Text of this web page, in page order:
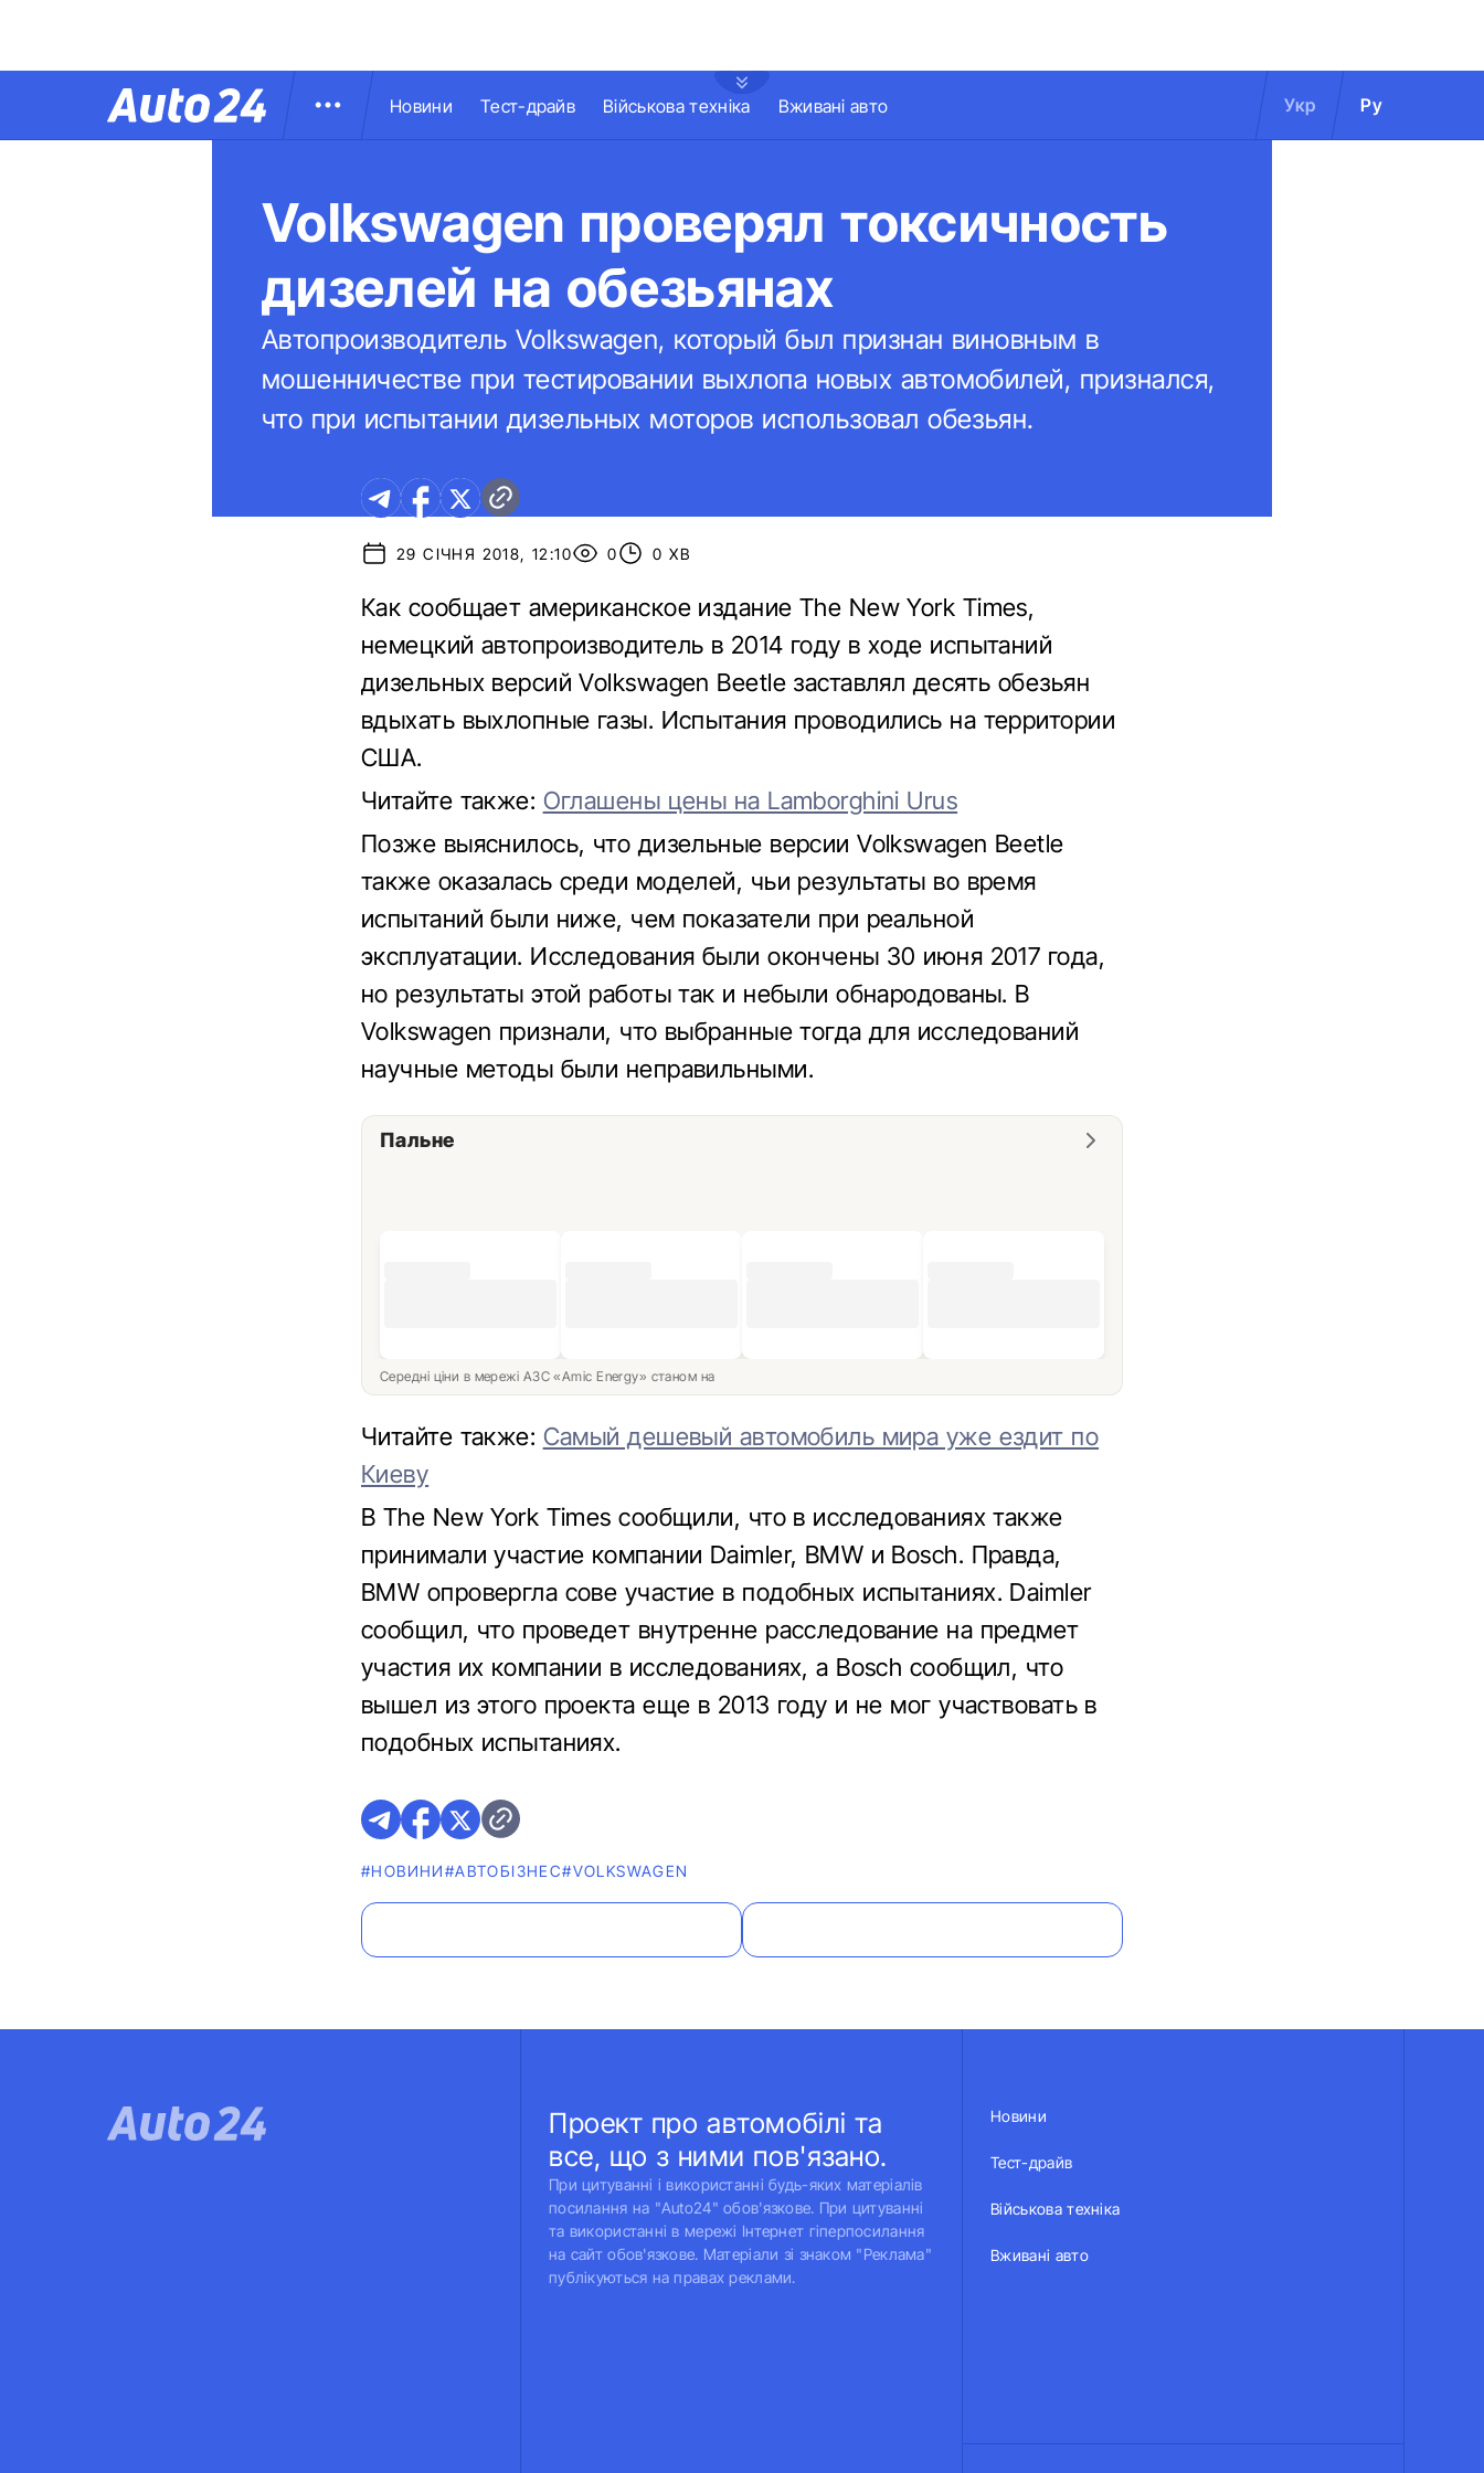
Новини Тест-драйв Військова техніка Вживані авто Укр Ру
Volkswagen проверял токсичность
дизелей на обезьянах
Автопроизводитель Volkswagen, который был признан виновным в
мошенничестве при тестировании выхлопа новых автомобилей, признался,
что при испытании дизельных моторов использовал обезьян.
29 СІЧНЯ 2018, 12:10 0 0 ХВ
Как сообщает американское издание The New York Times,
немецкий автопроизводитель в 2014 году в ходе испытаний
дизельных версий Volkswagen Beetle заставлял десять обезьян
вдыхать выхлопные газы. Испытания проводились на территории
США.
Читайте также: Оглашены цены на Lamborghini Urus
Позже выяснилось, что дизельные версии Volkswagen Beetle
также оказалась среди моделей, чьи результаты во время
испытаний были ниже, чем показатели при реальной
эксплуатации. Исследования были окончены 30 июня 2017 года,
но результаты этой работы так и небыли обнародованы. В
Volkswagen признали, что выбранные тогда для исследований
научные методы были неправильными.
Пальне
Середні ціни в мережі АЗС «Amic Energy» станом на
Читайте также: Самый дешевый автомобиль мира уже ездит по
Киеву
В The New York Times сообщили, что в исследованиях также
принимали участие компании Daimler, BMW и Bosch. Правда,
BMW опровергла сове участие в подобных испытаниях. Daimler
сообщил, что проведет внутренне расследование на предмет
участия их компании в исследованиях, а Bosch сообщил, что
вышел из этого проекта еще в 2013 году и не мог участвовать в
подобных испытаниях.
#НОВИНИ#АВТОБІЗНЕС#VOLKSWAGEN
Проект про автомобілі та
все, що з ними пов'язано.
При цитуванні і використанні будь-яких матеріалів
посилання на "Auto24" обов'язкове. При цитуванні
та використанні в мережі Інтернет гіперпосилання
на сайт обов'язкове. Матеріали зі знаком "Реклама"
публікуються на правах реклами.
Новини
Тест-драйв
Військова техніка
Вживані авто